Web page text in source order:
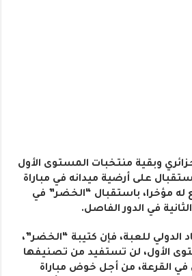
وبقية منتخبات المستوى الأول
على أرضية ميدانه في مباراة
له مؤخرا، باستقبال “الخضر” في
في الدور الفاصل.
الدولي للعبة، فإن كتيبة “الخضر”،
الأول، لن تستفيد من تصنيفها
القرعة، من أجل خوض مباراة